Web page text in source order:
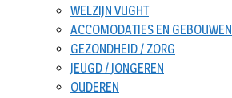
WELZIJN VUGHT
ACCOMODATIES EN GEBOUWEN
GEZONDHEID / ZORG
JEUGD / JONGEREN
OUDEREN